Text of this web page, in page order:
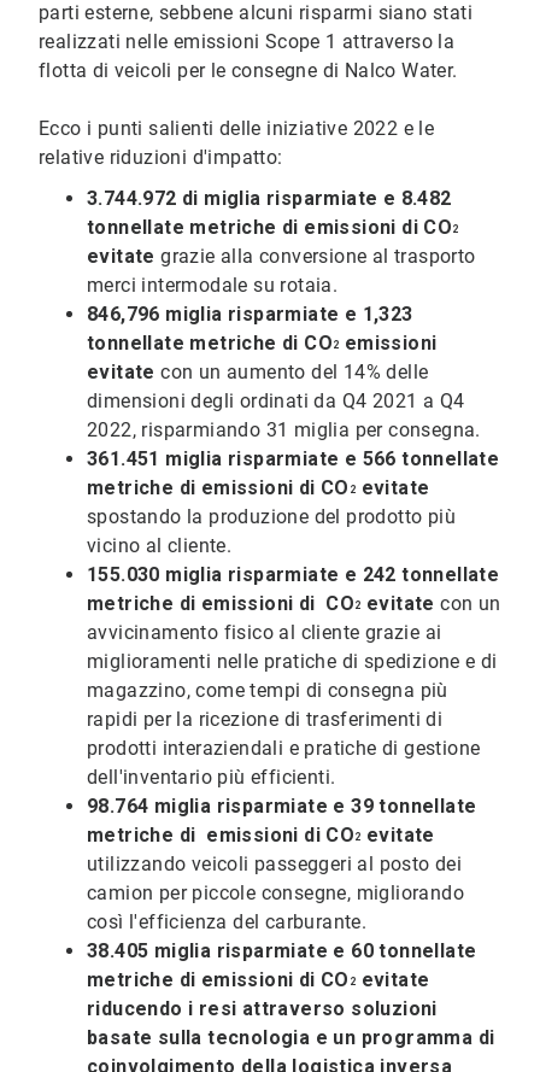
parti esterne, sebbene alcuni risparmi siano stati
realizzati nelle emissioni Scope 1 attraverso la
flotta di veicoli per le consegne di Nalco Water.
Ecco i punti salienti delle iniziative 2022 e le
relative riduzioni d'impatto:
3.744.972 di miglia risparmiate e 8.482
tonnellate metriche di emissioni di CO 2
evitate grazie alla conversione al trasporto
merci intermodale su rotaia.
846,796 miglia risparmiate e 1,323
tonnellate metriche di CO 2 emissioni
evitate con un aumento del 14% delle
dimensioni degli ordinati da Q4 2021 a Q4
2022, risparmiando 31 miglia per consegna.
361.451 miglia risparmiate e 566 tonnellate
metriche di emissioni di CO 2 evitate
spostando la produzione del prodotto più
vicino al cliente.
155.030 miglia risparmiate e 242 tonnellate
metriche di emissioni di CO 2 evitate con un
avvicinamento fisico al cliente grazie ai
miglioramenti nelle pratiche di spedizione e di
magazzino, come tempi di consegna più
rapidi per la ricezione di trasferimenti di
prodotti interaziendali e pratiche di gestione
dell'inventario più efficienti.
98.764 miglia risparmiate e 39 tonnellate
metriche di emissioni di CO 2 evitate
utilizzando veicoli passeggeri al posto dei
camion per piccole consegne, migliorando
così l'efficienza del carburante.
38.405 miglia risparmiate e 60 tonnellate
metriche di emissioni di CO 2 evitate
riducendo i resi attraverso soluzioni
basate sulla tecnologia e un programma di
coinvolgimento della logistica inversa